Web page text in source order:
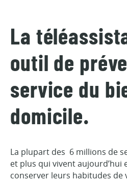
La
outil de
service du
domicile.
La plupart des 6 millions de
et plus qui vivent aujourd’hui
conserver leurs habitudes de